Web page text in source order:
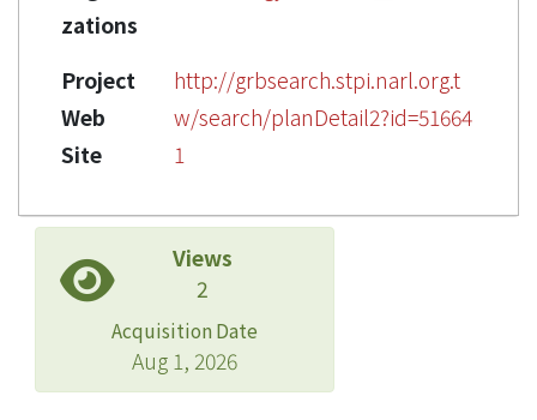
zations
Project
Web
Site
http://grbsearch.stpi.narl.org.t
w/search/planDetail2?id=51664
1
Views
2
Acquisition Date
Aug 1, 2026